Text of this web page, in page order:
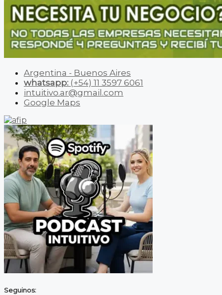
Argentina - Buenos Aires
whatsapp: (+54) 11 3597 6061
intuitivo.ar@gmail.com
Google Maps
Seguinos: